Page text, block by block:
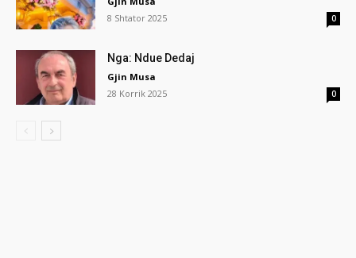
8 Shtator 2025
0
Nga: Ndue Dedaj
Gjin Musa
28 Korrik 2025
0